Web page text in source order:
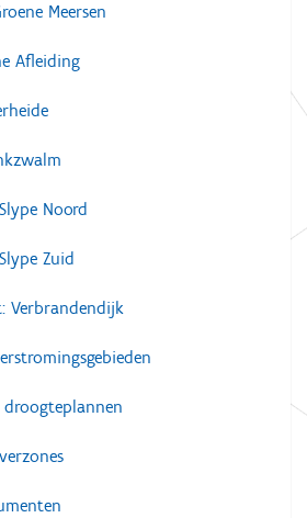
Meersen
Afleiding
Noord
Zuid
Verbrandendijk